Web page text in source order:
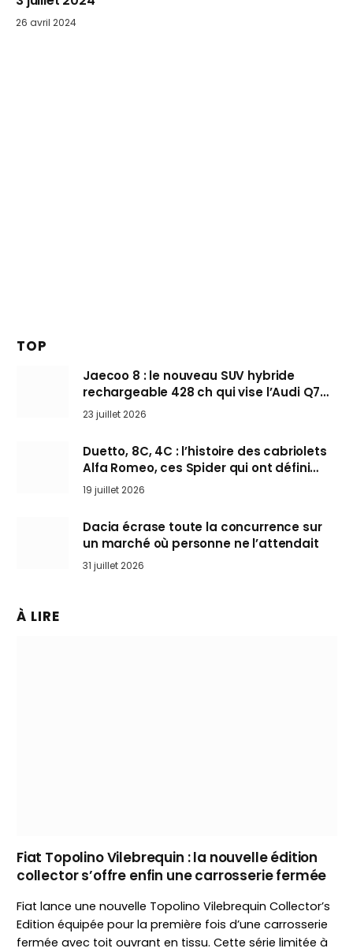
26 avril 2024
TOP
Jaecoo 8 : le nouveau SUV hybride
rechargeable 428 ch qui vise l’Audi Q7
arrive en Europe cet automne
23 juillet 2026
Duetto, 8C, 4C : l’histoire des cabriolets
Alfa Romeo, ces Spider qui ont défini
l’art de rouler cheveux au vent
19 juillet 2026
Dacia écrase toute la concurrence sur
un marché où personne ne l’attendait
31 juillet 2026
À LIRE
Fiat Topolino Vilebrequin : la nouvelle édition
collector s’offre enfin une carrosserie fermée
Fiat lance une nouvelle Topolino Vilebrequin Collector’s
Edition équipée pour la première fois d’une carrosserie
fermée avec toit ouvrant en tissu. Cette série limitée à